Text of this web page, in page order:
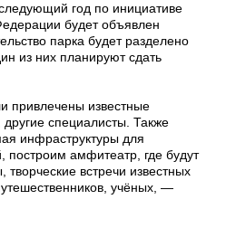
год по инициативе
будет объявлен
парка будет разделено
из них планируют сдать
привлечены известные
другие специалисты. Также
инфраструктуры для
построим амфитеатр, где будут
творческие встречи известных
учёных, —